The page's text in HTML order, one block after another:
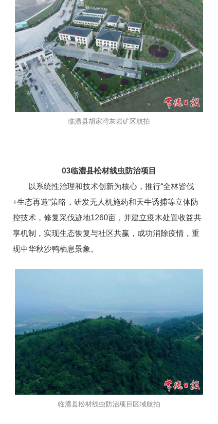
临澧县胡家湾灰岩矿区航拍
03临澧县松材线虫防治项目
以系统性治理和技术创新为核心，推行“全林皆伐
+生态再造”策略，研发无人机施药和天牛诱捕等立体防
控技术，修复采伐迹地1260亩，并建立疫木处置收益共
享机制，实现生态恢复与社区共赢，成功消除疫情，重
现中华秋沙鸭栖息景象。
临澧县松材线虫防治项目区域航拍